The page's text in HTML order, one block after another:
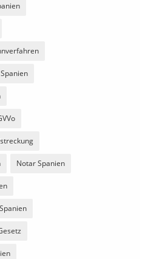
Notar Spanien